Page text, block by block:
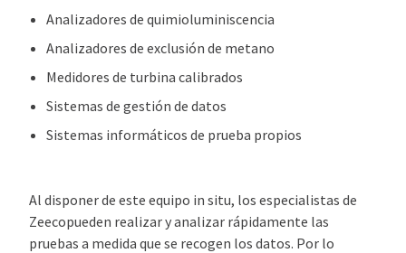
Analizadores de quimioluminiscencia
Analizadores de exclusión de metano
Medidores de turbina calibrados
Sistemas de gestión de datos
Sistemas informáticos de prueba propios
Al disponer de este equipo in situ, los especialistas de
Zeecopueden realizar y analizar rápidamente las
pruebas a medida que se recogen los datos. Por lo